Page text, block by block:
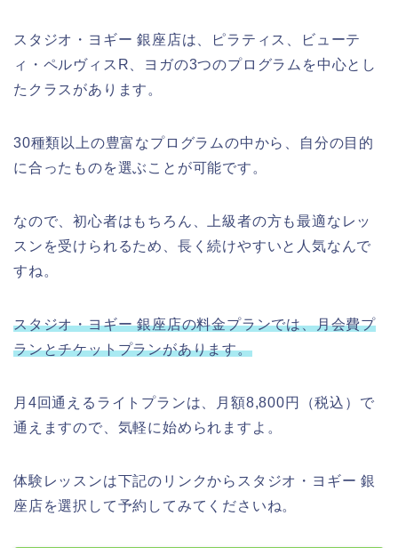
スタジオ・ヨギー 銀座店は、ピラティス、ビューテ
ィ・ペルヴィスR、ヨガの3つのプログラムを中心とし
たクラスがあります。
30種類以上の豊富なプログラムの中から、自分の目的
に合ったものを選ぶことが可能です。
なので、初心者はもちろん、上級者の方も最適なレッ
スンを受けられるため、長く続けやすいと人気なんで
すね。
スタジオ・ヨギー 銀座店の料金プランでは、月会費プ
ランとチケットプランがあります。
月4回通えるライトプランは、月額8,800円（税込）で
通えますので、気軽に始められますよ。
体験レッスンは下記のリンクからスタジオ・ヨギー 銀
座店を選択して予約してみてくださいね。